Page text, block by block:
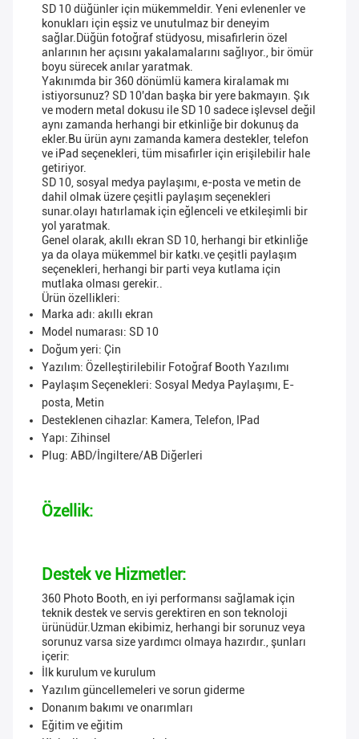
SD 10 düğünler için mükemmeldir. Yeni evlenenler ve
konukları için eşsiz ve unutulmaz bir deneyim
sağlar.Düğün fotoğraf stüdyosu, misafirlerin özel
anlarının her açısını yakalamalarını sağlıyor., bir ömür
boyu sürecek anılar yaratmak.
Yakınımda bir 360 dönümlü kamera kiralamak mı
istiyorsunuz? SD 10'dan başka bir yere bakmayın. Şık
ve modern metal dokusu ile SD 10 sadece işlevsel değil
aynı zamanda herhangi bir etkinliğe bir dokunuş da
ekler.Bu ürün aynı zamanda kamera destekler, telefon
ve iPad seçenekleri, tüm misafirler için erişilebilir hale
getiriyor.
SD 10, sosyal medya paylaşımı, e-posta ve metin de
dahil olmak üzere çeşitli paylaşım seçenekleri
sunar.olayı hatırlamak için eğlenceli ve etkileşimli bir
yol yaratmak.
Genel olarak, akıllı ekran SD 10, herhangi bir etkinliğe
ya da olaya mükemmel bir katkı.ve çeşitli paylaşım
seçenekleri, herhangi bir parti veya kutlama için
mutlaka olması gerekir..
Ürün özellikleri:
Marka adı: akıllı ekran
Model numarası: SD 10
Doğum yeri: Çin
Yazılım: Özelleştirilebilir Fotoğraf Booth Yazılımı
Paylaşım Seçenekleri: Sosyal Medya Paylaşımı, E-
posta, Metin
Desteklenen cihazlar: Kamera, Telefon, IPad
Yapı: Zihinsel
Plug: ABD/İngiltere/AB Diğerleri
Özellik:
Destek ve Hizmetler:
360 Photo Booth, en iyi performansı sağlamak için
teknik destek ve servis gerektiren en son teknoloji
ürünüdür.Uzman ekibimiz, herhangi bir sorunuz veya
sorunuz varsa size yardımcı olmaya hazırdır., şunları
içerir:
İlk kurulum ve kurulum
Yazılım güncellemeleri ve sorun giderme
Donanım bakımı ve onarımları
Eğitim ve eğitim